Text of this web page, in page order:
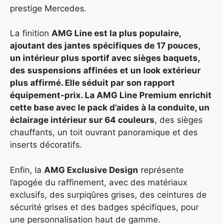
prestige Mercedes.
La finition AMG Line est la plus populaire,
ajoutant des jantes spécifiques de 17 pouces,
un intérieur plus sportif avec sièges baquets,
des suspensions affinées et un look extérieur
plus affirmé. Elle séduit par son rapport
équipement-prix. La AMG Line Premium enrichit
cette base avec le pack d’aides à la conduite, un
éclairage intérieur sur 64 couleurs, des sièges
chauffants, un toit ouvrant panoramique et des
inserts décoratifs.
Enfin, la AMG Exclusive Design représente
l’apogée du raffinement, avec des matériaux
exclusifs, des surpiqûres grises, des ceintures de
sécurité grises et des badges spécifiques, pour
une personnalisation haut de gamme.